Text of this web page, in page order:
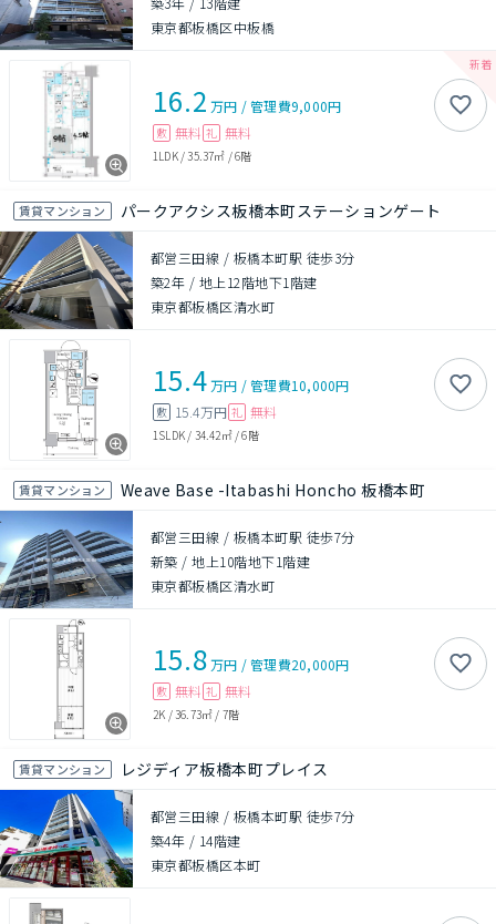
東京都板橋区中板橋
16.2 万円 /管理費9,000円
敷 無料 礼 無料
1LDK/35.37㎡ /6階
賃貸マンション パークアクシス板橋本町ステーションゲート
都営三田線 / 板橋本町駅 徒歩3分
築2年 / 地上12階地下1階建
東京都板橋区清水町
15.4万円 /管理費10,000円
敷 15.4万円 礼 無料
1SLDK / 34.42㎡/6階
賃貸マンション Weave Base -Itabashi Honcho 板橋本町
都営三田線 / 板橋本町駅 徒歩7分
新築 /地上10階地下1階建
東京都板橋区清水町
15.8万円 /管理費20,000円
敷 無料 礼 無料
2K /36.73㎡ / 7階
賃貸マンション レジディア板橋本町プレイス
都営三田線 / 板橋本町駅 徒歩7分
築4年 / 14階建
東京都板橋区本町